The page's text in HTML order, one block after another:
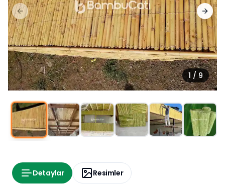
1 / 9
Previous slide Next
Detaylar Resimler